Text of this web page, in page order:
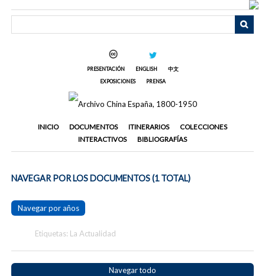
PRESENTACIÓN ENGLISH
中文
EXPOSICIONES
PRENSA
INICIO DOCUMENTOS ITINERARIOS
COLECCIONES
INTERACTIVOS
BIBLIOGRAFÍAS
NAVEGAR POR LOS DOCUMENTOS (1 TOTAL)
Navegar por años
Etiquetas: La Actualidad
Navegar todo